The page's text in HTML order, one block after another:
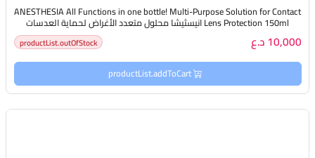
ANESTHESIA All Functions in one bottle! Multi-Purpose Solution for Contact
Lens Protection 150ml انيسثيشا محلول متعدد الأغراض لحماية العدسات
10,000 د.ع productList.outOfStock
productList.addToCart